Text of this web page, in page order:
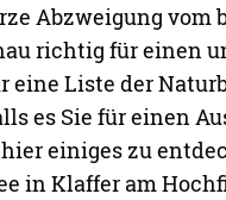
Abzweigung vom
richtig für einen
eine Liste der
es Sie für einen
einiges zu
in Klaffer am